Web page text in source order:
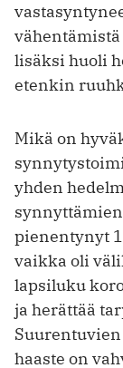
lisäksi huoli
etenkin
Mikä on
yhden
pienentynyt
vaikka oli
lapsiluku
ja herättää
haaste on